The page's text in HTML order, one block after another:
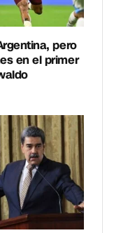
pero
en el primer